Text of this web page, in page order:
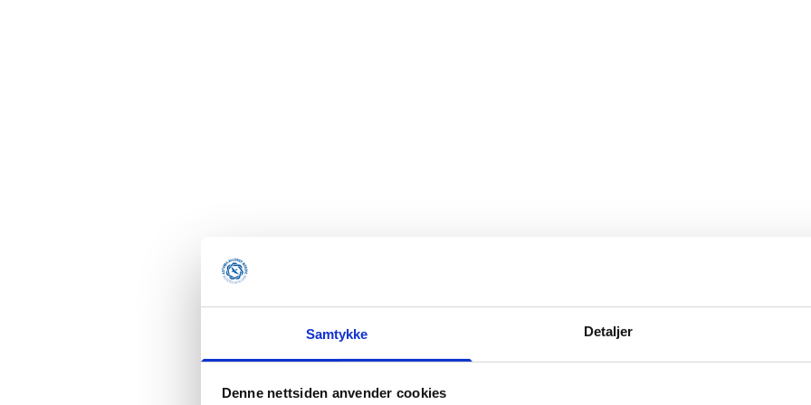
Samtykke Detaljer
Denne nettsiden anvender cookies